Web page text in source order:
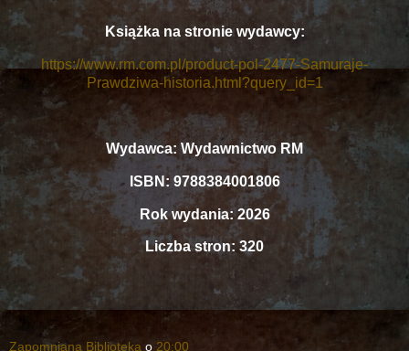
Książka na stronie wydawcy:
https://www.rm.com.pl/product-pol-2477-Samuraje-
Prawdziwa-historia.html?query_id=1
Wydawca: Wydawnictwo RM
ISBN: 9788384001806
Rok wydania: 2026
Liczba stron: 320
Zapomniana Biblioteka o 20:00